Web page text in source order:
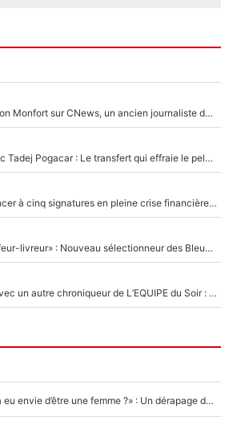
Après le dérapage de Nelson Monfort sur CNews, un ancien journaliste de France Télévisions relance la polémique sur les incendies en Gironde
Paul Seixas chez UAE avec Tadej Pogacar : Le transfert qui effraie le peloton, «c’est la pire des choses qui puisse arriver»
Grégory Lorenzi doit renoncer à cinq signatures en pleine crise financière : L’IA propose sept noms à l’OM pour un mercato réussi... à seulement 5M€ !
«Plus grand, je ferai chauffeur-livreur» : Nouveau sélectionneur des Bleus, Zinédine Zidane s’était imaginé un avenir très différent lorsqu'il était enfant
Johan Micoud en conflit avec un autre chroniqueur de L’EQUIPE du Soir : «Pendant un moment, je ne les ai pas remis ensemble dans l'émission»
«LeBron James, as-tu déjà eu envie d’être une femme ?» : Un dérapage de Donald Trump sur la superstar de la NBA refait surface